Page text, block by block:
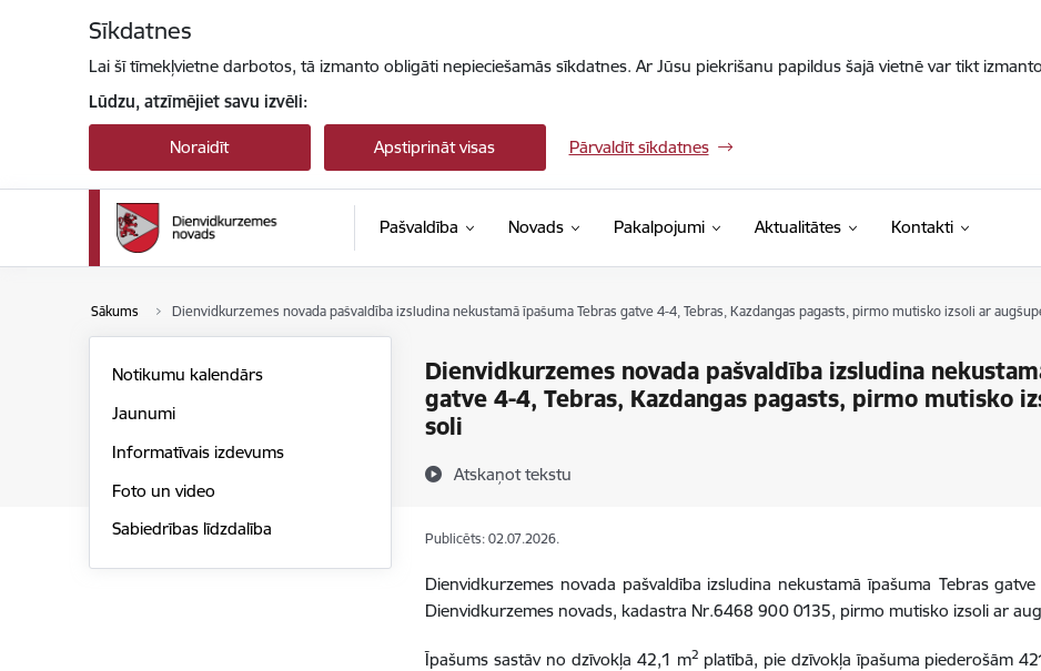
Sīkdatnes
Lai šī tīmekļvietne darbotos, tā izmanto obligāti nepieciešamās sīkdatnes. Ar Jūsu piekrišanu papildus šajā vietnē var tikt
Lūdzu, atzīmējiet savu izvēli:
Noraidīt Apstiprināt visas Pārvaldīt sīkdatnes
Pašvaldība Novads Pakalpojumi Aktualitātes Kontakti
Sākums Dienvidkurzemes novada pašvaldība izsludina nekustamā īpašuma Tebras gatve 4-4, Tebras, Kazdangas pagasts, pirmo mutisko izsoli ar
Dienvidkurzemes novada pašvaldība izsludina
gatve 4-4, Tebras, Kazdangas pagasts, pirmo mutisko
soli
Atskaņot tekstu
Notikumu kalendārs
Jaunumi
Informatīvais izdevums
Foto un video
Sabiedrības līdzdalība
Publicēts: 02.07.2026.
Dienvidkurzemes novada pašvaldība izsludina nekustamā īpašuma Tebras
Dienvidkurzemes novads, kadastra Nr.6468 900 0135, pirmo mutisko izsoli ar
Īpašums sastāv no dzīvokļa 42,1 m2platībā, pie dzīvokļa īpašuma piederošām